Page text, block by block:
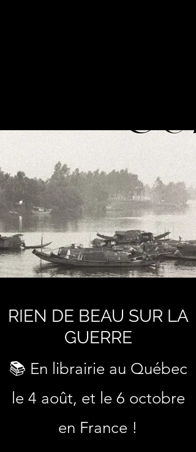
RIEN DE BEAU SUR LA
GUERRE
📚 En librairie au Québec
le 4 août, et le 6 octobre
en France !